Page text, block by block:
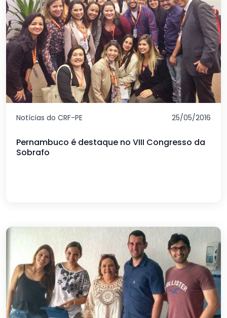
Notícias do CRF-PE 25/05/2016
Pernambuco é destaque no VIII Congresso da
Sobrafo